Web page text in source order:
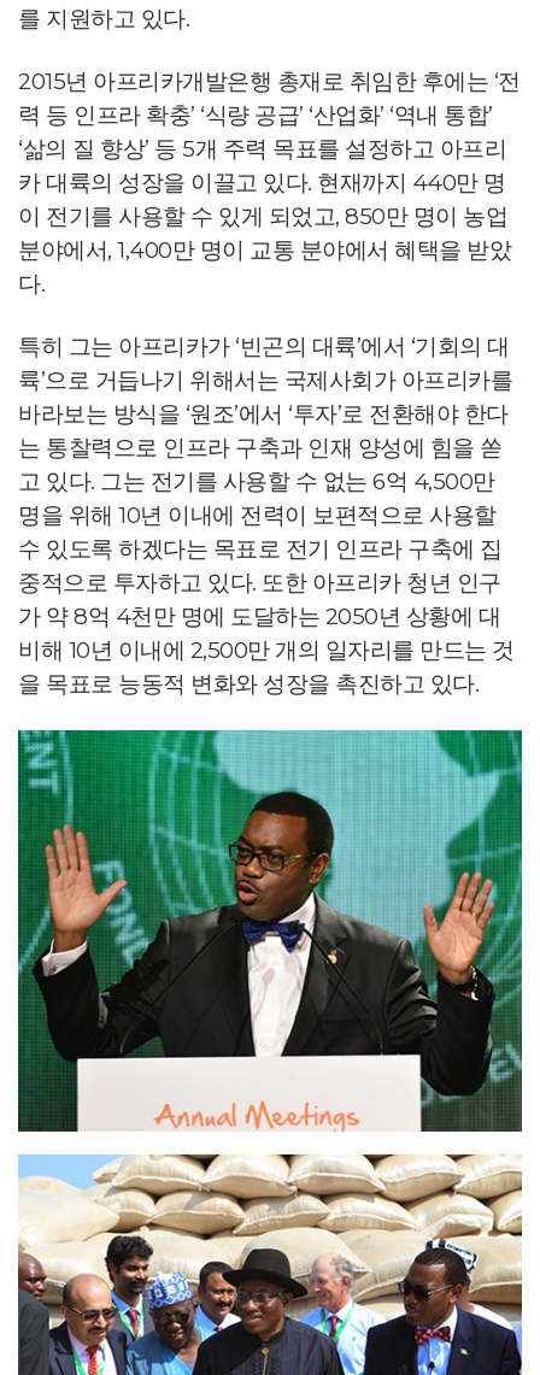
를 지원하고 있다.
2015년 아프리카개발은행 총재로 취임한 후에는 ‘전
력 등 인프라 확충’ ‘식량 공급’ ‘산업화’ ‘역내 통합’
‘삶의 질 향상’ 등 5개 주력 목표를 설정하고 아프리
카 대륙의 성장을 이끌고 있다. 현재까지 440만 명
이 전기를 사용할 수 있게 되었고, 850만 명이 농업
분야에서, 1,400만 명이 교통 분야에서 혜택을 받았
다.
특히 그는 아프리카가 ‘빈곤의 대륙’에서 ‘기회의 대
륙’으로 거듭나기 위해서는 국제사회가 아프리카를
바라보는 방식을 ‘원조’에서 ‘투자’로 전환해야 한다
는 통찰력으로 인프라 구축과 인재 양성에 힘을 쏟
고 있다. 그는 전기를 사용할 수 없는 6억 4,500만
명을 위해 10년 이내에 전력이 보편적으로 사용할
수 있도록 하겠다는 목표로 전기 인프라 구축에 집
중적으로 투자하고 있다. 또한 아프리카 청년 인구
가 약 8억 4천만 명에 도달하는 2050년 상황에 대
비해 10년 이내에 2,500만 개의 일자리를 만드는 것
을 목표로 능동적 변화와 성장을 촉진하고 있다.